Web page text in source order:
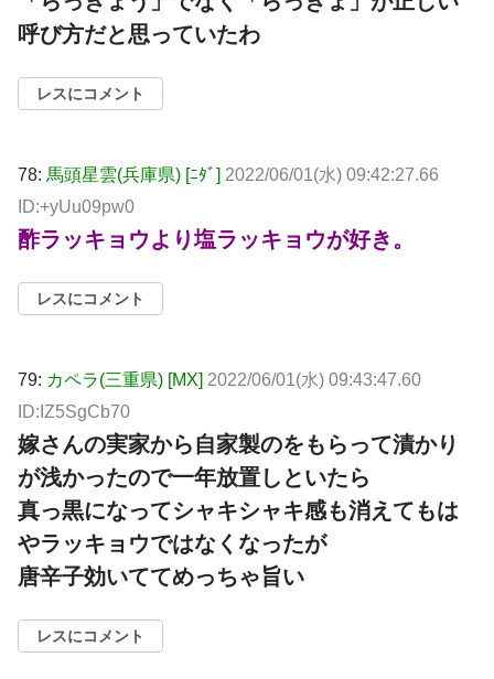
呼び方だと思っていたわ
レスにコメント
78: 馬頭星雲(兵庫県) [ﾆﾀﾞ] 2022/06/01(水) 09:42:27.66
ID:+yUu09pw0
酢ラッキョウより塩ラッキョウが好き。
レスにコメント
79: カペラ(三重県) [MX] 2022/06/01(水) 09:43:47.60
ID:IZ5SgCb70
嫁さんの実家から自家製のをもらって漬かり
が浅かったので一年放置しといたら
真っ黒になってシャキシャキ感も消えてもは
やラッキョウではなくなったが
唐辛子効いててめっちゃ旨い
レスにコメント